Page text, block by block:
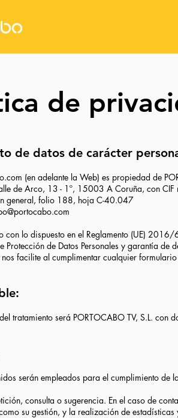
de
de datos de carácter
(en adelante la Web) es propiedad de
de Arco, 13 - 1º, 15003 A Coruña, con
general, folio 188, hoja C-40.047
con lo dispuesto en el Reglamento (UE)
Protección de Datos Personales y garantía
nos facilite al cumplimentar cualquier
tratamiento será PORTOCABO TV, S.L.
serán empleados para el cumplimiento de
consulta o sugerencia. En el caso de
su gestión, y la realización de